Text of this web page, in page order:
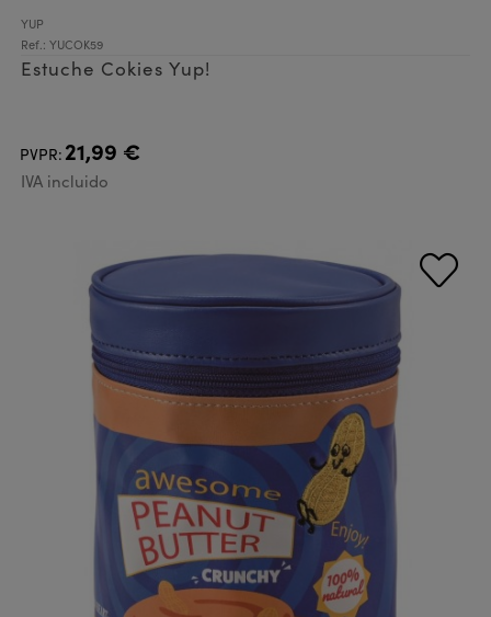
YUP
Ref.: YUCOK59
Estuche Cokies Yup!
PVPR: 21,99 €
IVA incluido